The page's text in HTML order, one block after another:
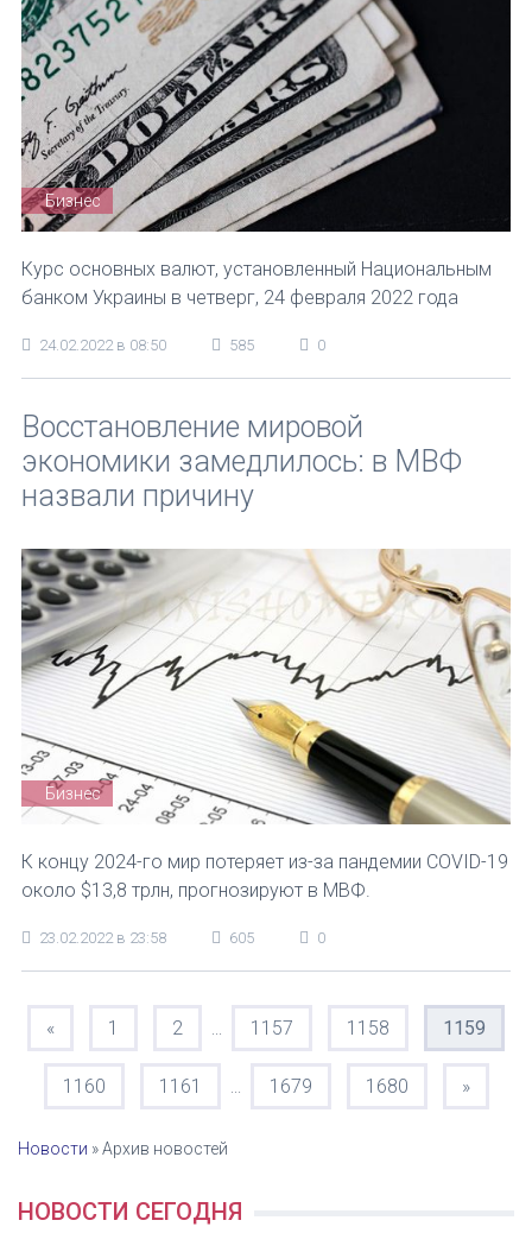
Бизнес
Курс основных валют, установленный Национальным
банком Украины в четверг, 24 февраля 2022 года
24.02.2022 в 08:50 585 0
Восстановление мировой
экономики замедлилось: в МВФ
назвали причину
Бизнес
К концу 2024-го мир потеряет из-за пандемии COVID-19
около $13,8 трлн, прогнозируют в МВФ.
23.02.2022 в 23:58 605 0
« 1 2 1157 1158 1159
1160 1161 1679 1680 »
Новости »Архив новостей
НОВОСТИ СЕГОДНЯ